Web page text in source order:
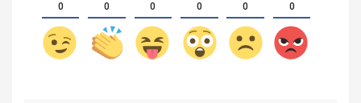
0 0 0 0 0 0